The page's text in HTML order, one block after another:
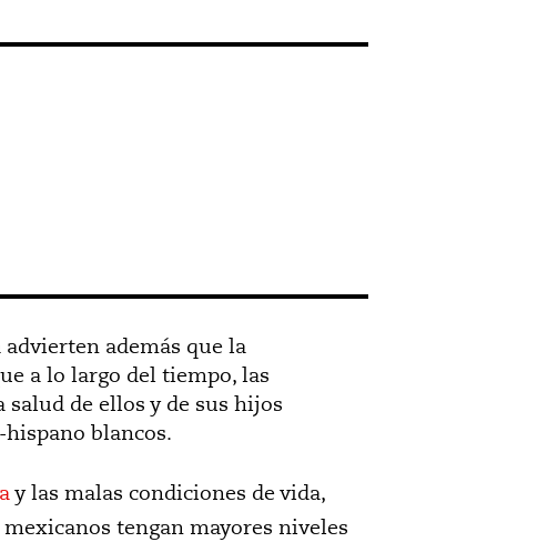
además que la
a lo largo del tiempo, las
de ellos y de sus hijos
blancos.
y las malas condiciones de vida,
tengan mayores niveles